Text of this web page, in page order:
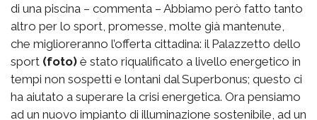
di una piscina – commenta – Abbiamo però fatto tanto
altro per lo sport, promesse, molte già mantenute,
che miglioreranno l’offerta cittadina: il Palazzetto dello
sport (foto) è stato riqualificato a livello energetico in
tempi non sospetti e lontani dal Superbonus; questo ci
ha aiutato a superare la crisi energetica. Ora pensiamo
ad un nuovo impianto di illuminazione sostenibile, ad un